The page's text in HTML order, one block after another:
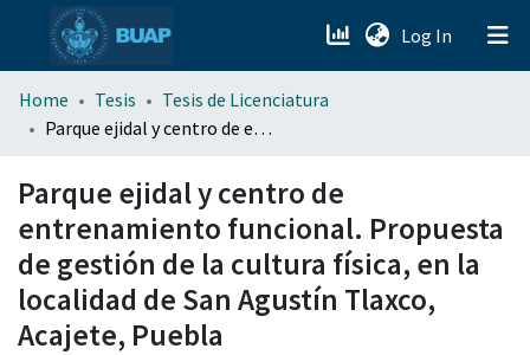
Log In (current)
menu.section.about_menu
Home Tesis
Tesis de Licenciatura
Parque ejidal y centro de entrenamiento funcional. Propuesta de gestión de la cultura física, en la localidad de San Agustín Tlaxco, Acajete, Puebla
Parque ejidal y centro de
entrenamiento funcional. Propuesta
de gestión de la cultura física, en la
localidad de San Agustín Tlaxco,
Acajete, Puebla